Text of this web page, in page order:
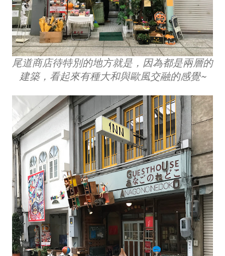
尾道商店待特別的地方就是，因為都是兩層的
建築，看起來有種大和與歐風交融的感覺~